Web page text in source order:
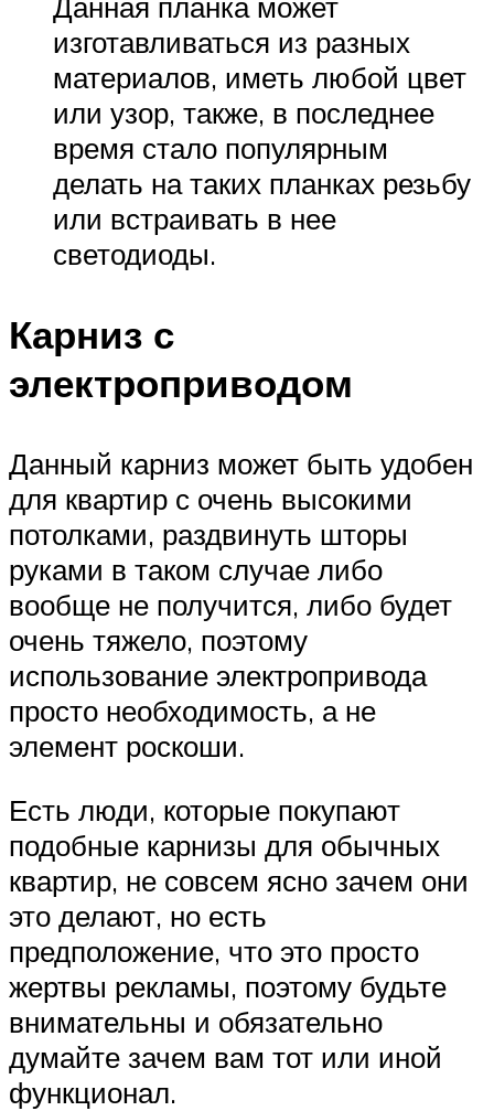
изготавливаться из разных
материалов, иметь любой цвет
или узор, также, в последнее
время стало популярным
делать на таких планках резьбу
или встраивать в нее
светодиоды.
Карниз с
электроприводом
Данный карниз может быть удобен
для квартир с очень высокими
потолками, раздвинуть шторы
руками в таком случае либо
вообще не получится, либо будет
очень тяжело, поэтому
использование электропривода
просто необходимость, а не
элемент роскоши.
Есть люди, которые покупают
подобные карнизы для обычных
квартир, не совсем ясно зачем они
это делают, но есть
предположение, что это просто
жертвы рекламы, поэтому будьте
внимательны и обязательно
думайте зачем вам тот или иной
функционал.